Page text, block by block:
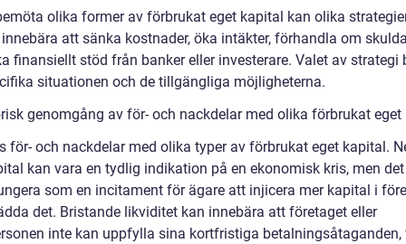
olika former av förbrukat eget kapital kan olika
att sänka kostnader, öka intäkter, förhandla om
finansiellt stöd från banker eller investerare. Valet av strategi
situationen och de tillgängliga möjligheterna.
genomgång av för- och nackdelar med olika förbrukat
för- och nackdelar med olika typer av förbrukat eget kapital.
kan vara en tydlig indikation på en ekonomisk kris, men
som en incitament för ägare att injicera mer kapital i
det. Bristande likviditet kan innebära att företaget eller
inte kan uppfylla sina kortfristiga betalningsåtaganden,